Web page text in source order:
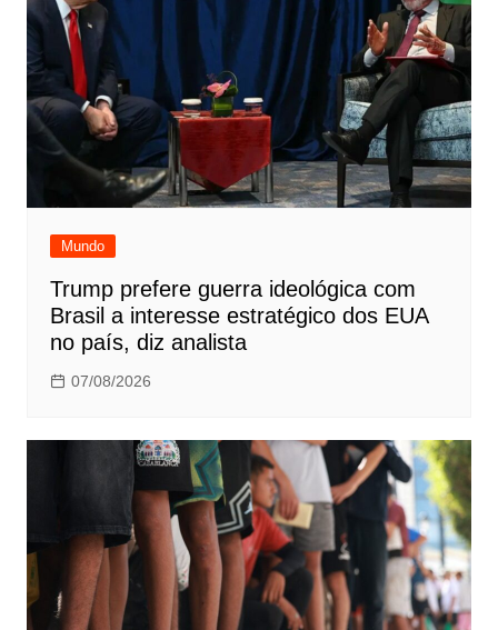
Mundo
Trump prefere guerra ideológica com
Brasil a interesse estratégico dos EUA
no país, diz analista
07/08/2026